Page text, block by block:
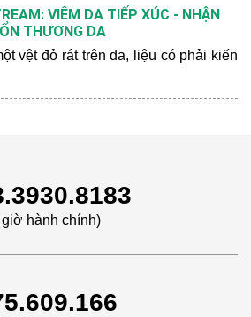
VIÊM DA TIẾP XÚC - NHẬN
THƯƠNG DA
vệt đỏ rát trên da, liệu có phải kiến
giờ hành chính)